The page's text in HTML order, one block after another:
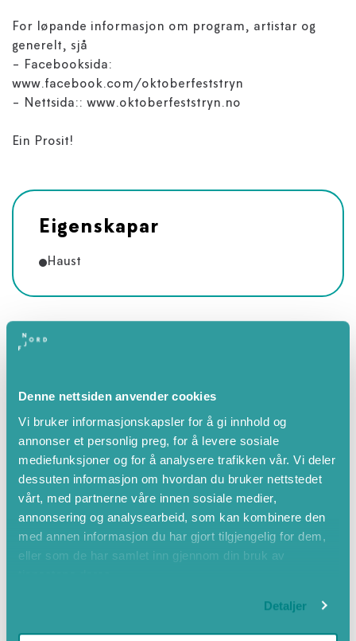
Denne nettsiden anvender cookies
Vi bruker informasjonskapsler for å gi innhold og
annonser et personlig preg, for å levere sosiale
mediefunksjoner og for å analysere trafikken vår. Vi deler
dessuten informasjon om hvordan du bruker nettstedet
vårt, med partnerne våre innen sosiale medier,
annonsering og analysearbeid, som kan kombinere den
med annen informasjon du har gjort tilgjengelig for dem,
eller som de har samlet inn gjennom din bruk av
Detaljer
For løpande informasjon om program, artistar og
generelt, sjå
- Facebooksida:
www.facebook.com/oktoberfeststryn
- Nettsida:: www.oktoberfeststryn.no
Ein Prosit!
Eigenskapar
Haust
Leaflet|©OpenStreetMapcontributors